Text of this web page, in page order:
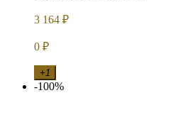
3 164 ₽
0 ₽
+1
-100%